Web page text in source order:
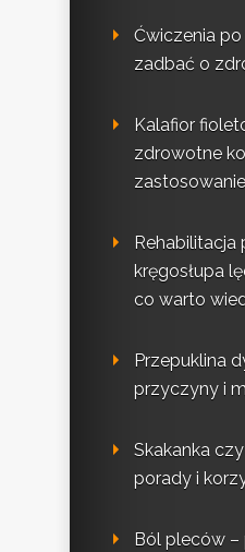
Ćwiczenia
zadbać o
Kalafior
zdrowotne
Rehabilitacja
kręgosłupa
co warto
Przepuklina
przyczyny i
Skakanka
porady i
Ból pleców –